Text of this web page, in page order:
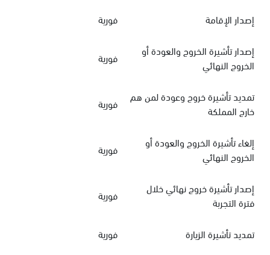
إصدار الإقامة
فورية
إصدار تأشيرة الخروج والعودة أو
الخروج النهائي
فورية
تمديد تأشيرة خروج وعودة لمن هم
خارج المملكة
فورية
إلغاء تأشيرة الخروج والعودة أو
الخروج النهائي
فورية
إصدار تأشيرة خروج نهائي خلال
فترة التجربة
فورية
تمديد تأشيرة الزيارة
فورية